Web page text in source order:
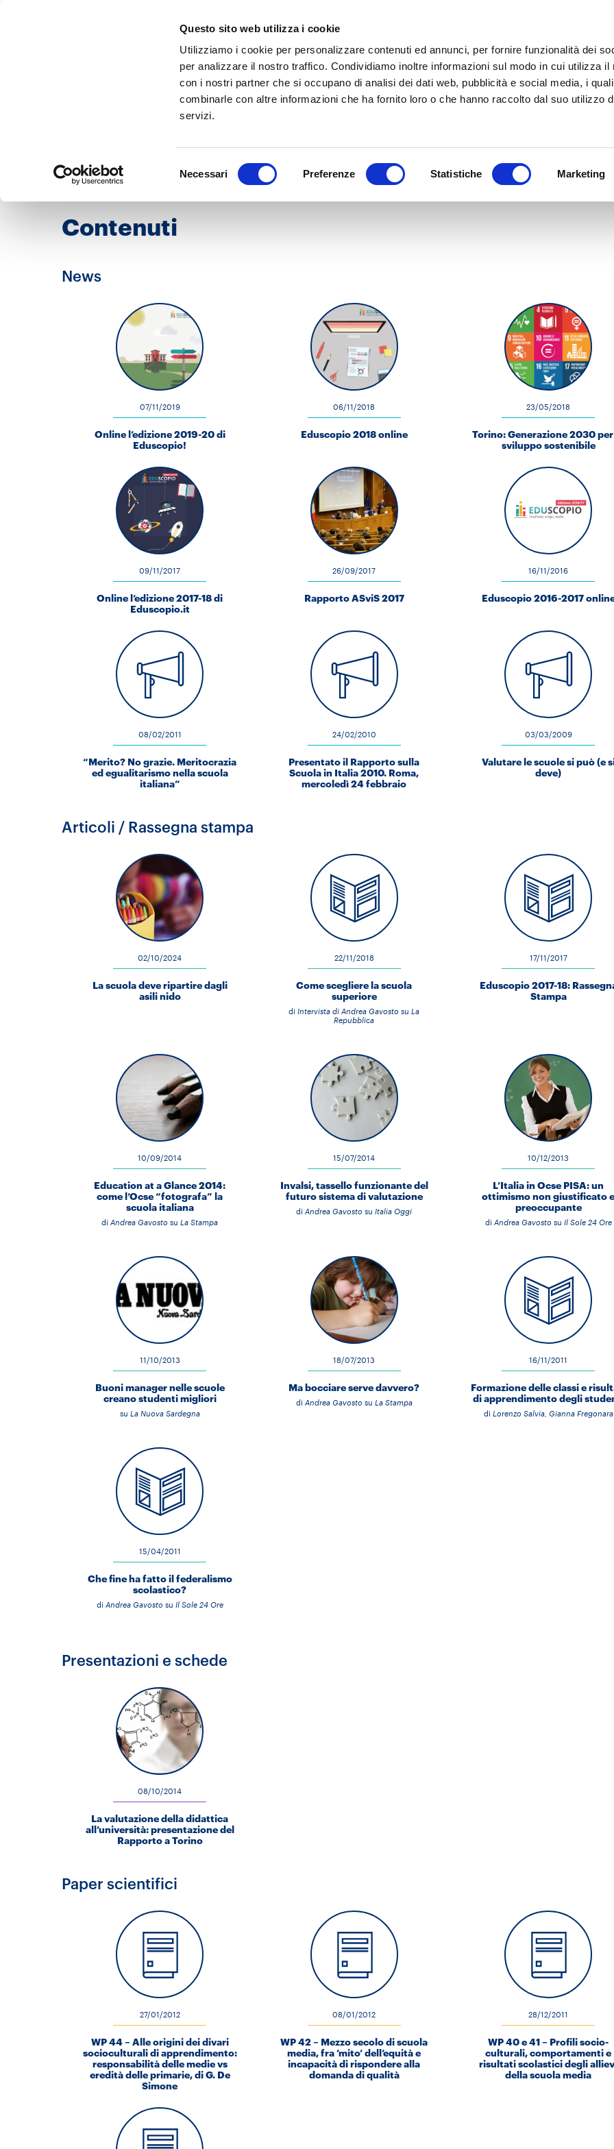
Questo sito web utilizza i cookie
Utilizziamo i cookie per personalizzare contenuti ed annunci, per fornire funzionalità dei
per analizzare il nostro traffico. Condividiamo inoltre informazioni sul modo in cui utilizza il
con i nostri partner che si occupano di analisi dei dati web, pubblicità e social media, i
combinarle con altre informazioni che ha fornito loro o che hanno raccolto dal suo utilizzo
servizi.
Necessari Preferenze Statistiche Marketing
Qualità
Contenuti
News
07/11/2019
Online l’edizione 2019-20 di
Eduscopio!
06/11/2018
Eduscopio 2018 online
23/05/2018
Torino: Generazione 2030
sviluppo sostenibile
09/11/2017
Online l’edizione 2017-18 di
Eduscopio.it
26/09/2017
Rapporto ASviS 2017
16/11/2016
Eduscopio 2016-2017
08/02/2011
“Merito? No grazie. Meritocrazia
ed egualitarismo nella scuola
italiana”
24/02/2010
Presentato il Rapporto sulla
Scuola in Italia 2010. Roma,
mercoledì 24 febbraio
03/03/2009
Valutare le scuole si può (e
deve)
Articoli / Rassegna stampa
02/10/2024
La scuola deve ripartire dagli
asili nido
22/11/2018
Come scegliere la scuola
superiore
di Intervista di Andrea Gavostosu La
Repubblica
17/11/2017
Eduscopio 2017-18:
Stampa
10/09/2014
Education at a Glance 2014:
come l’Ocse “fotografa” la
scuola italiana
di Andrea Gavostosu La Stampa
15/07/2014
Invalsi, tassello funzionante del
futuro sistema di valutazione
di Andrea Gavostosu Italia Oggi
10/12/2013
L’Italia in Ocse PISA: un
ottimismo non giustificato
preoccupante
di Andrea Gavosto su Il Sole 24 Ore
11/10/2013
Buoni manager nelle scuole
creano studenti migliori
su La Nuova Sardegna
18/07/2013
Ma bocciare serve davvero?
di Andrea Gavosto su La Stampa
16/11/2011
Formazione delle classi e
di apprendimento degli
di Lorenzo Salvia, Gianna Fregonara
15/04/2011
Che fine ha fatto il federalismo
scolastico?
di Andrea Gavosto su Il Sole 24 Ore
Presentazioni e schede
08/10/2014
La valutazione della didattica
all’università: presentazione del
Rapporto a Torino
Paper scientifici
27/01/2012
WP 44 – Alle origini dei divari
socioculturali di apprendimento:
responsabilità delle medie vs
eredità delle primarie, di G. De
Simone
08/01/2012
WP 42 – Mezzo secolo di scuola
media, fra ’mito’ dell’equità e
incapacità di rispondere alla
domanda di qualità
28/12/2011
WP 40 e 41 – Profili socio-
culturali, comportamenti e
risultati scolastici degli
della scuola media